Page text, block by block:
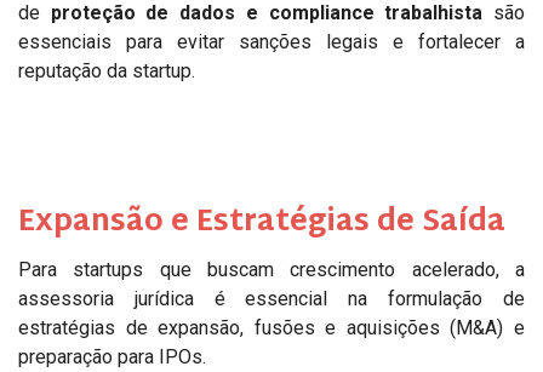
de proteção de dados e compliance trabalhista são
essenciais para evitar sanções legais e fortalecer a
reputação da startup.
Expansão e Estratégias de Saída
Para startups que buscam crescimento acelerado, a
assessoria jurídica é essencial na formulação de
estratégias de expansão, fusões e aquisições (M&A) e
preparação para IPOs.